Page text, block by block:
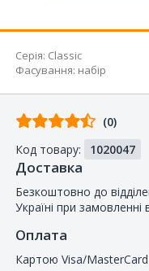
Серія: Classic
Фасування: набір
Відгуків
покупців
(0)
Код товару:
1020047
Доставка
Безкоштовно до
Україні при замовленні
Оплата
Картою Visa/MasterCard